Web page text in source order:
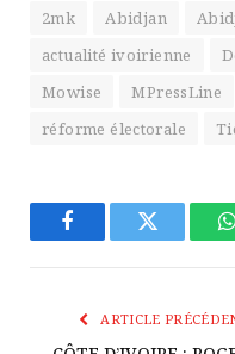
2mk Abidjan
actualité ivoirienne
Mowise
MPressLine
réforme électorale
FacebookTwitter
ARTICLE